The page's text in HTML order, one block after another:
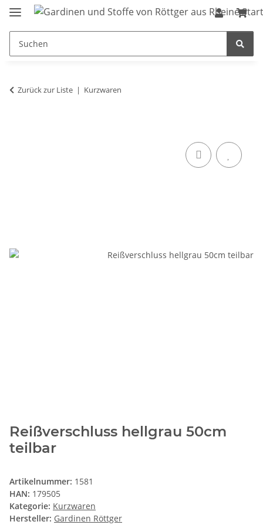
Zurück zur Liste Kurzwaren
Reißverschluss hellgrau 50cm
teilbar
Artikelnummer: 1581
HAN: 179505
Kategorie: Kurzwaren
Hersteller: Gardinen Röttger